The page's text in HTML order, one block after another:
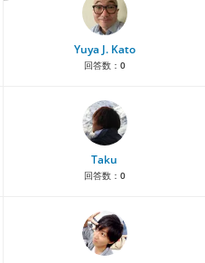
Yuya J. Kato
回答数： 0
Taku
回答数： 0